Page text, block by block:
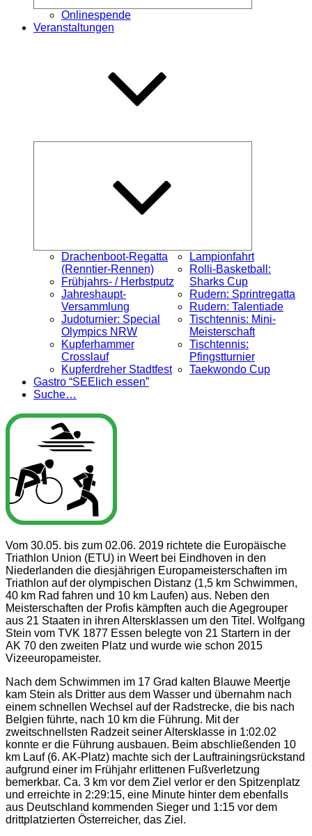
Onlinespende
Veranstaltungen
Drachenboot-Regatta
(Renntier-Rennen)
Frühjahrs- / Herbstputz
Jahreshaupt-
Versammlung
Judoturnier: Special
Olympics NRW
Kupferhammer
Crosslauf
Kupferdreher Stadtfest
Lampionfahrt
Rolli-Basketball:
Sharks Cup
Rudern: Sprintregatta
Rudern: Talentiade
Tischtennis: Mini-
Meisterschaft
Tischtennis:
Pfingstturnier
Taekwondo Cup
Gastro “SEElich essen”
Suche…
Vom 30.05. bis zum 02.06. 2019 richtete die Europäische
Triathlon Union (ETU) in Weert bei Eindhoven in den
Niederlanden die diesjährigen Europameisterschaften im
Triathlon auf der olympischen Distanz (1,5 km Schwimmen,
40 km Rad fahren und 10 km Laufen) aus. Neben den
Meisterschaften der Profis kämpften auch die Agegrouper
aus 21 Staaten in ihren Altersklassen um den Titel. Wolfgang
Stein vom TVK 1877 Essen belegte von 21 Startern in der
AK 70 den zweiten Platz und wurde wie schon 2015
Vizeeuropameister.
Nach dem Schwimmen im 17 Grad kalten Blauwe Meertje
kam Stein als Dritter aus dem Wasser und übernahm nach
einem schnellen Wechsel auf der Radstrecke, die bis nach
Belgien führte, nach 10 km die Führung. Mit der
zweitschnellsten Radzeit seiner Altersklasse in 1:02.02
konnte er die Führung ausbauen. Beim abschließenden 10
km Lauf (6. AK-Platz) machte sich der Lauftrainingsrückstand
aufgrund einer im Frühjahr erlittenen Fußverletzung
bemerkbar. Ca. 3 km vor dem Ziel verlor er den Spitzenplatz
und erreichte in 2:29:15, eine Minute hinter dem ebenfalls
aus Deutschland kommenden Sieger und 1:15 vor dem
drittplatzierten Österreicher, das Ziel.